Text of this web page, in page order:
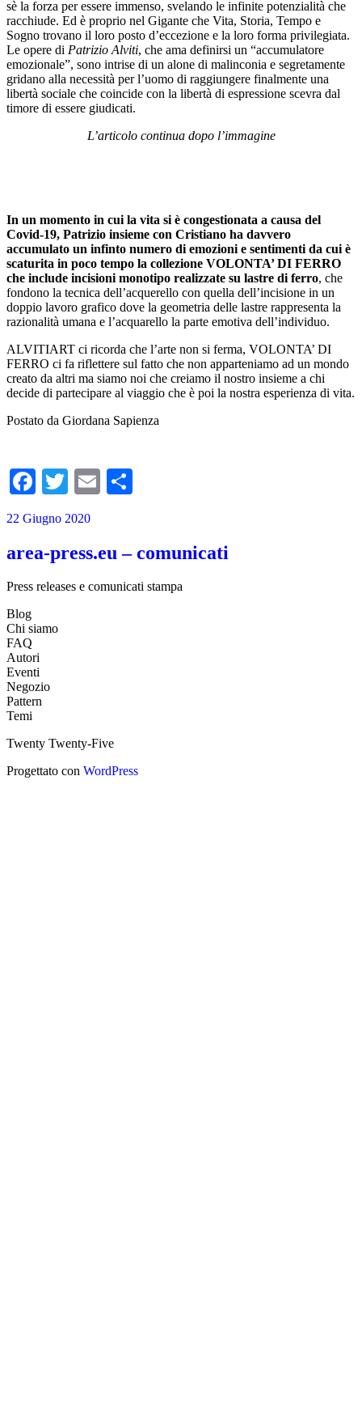
sè la forza per essere immenso, svelando le infinite potenzialità che
racchiude. Ed è proprio nel Gigante che Vita, Storia, Tempo e
Sogno trovano il loro posto d’eccezione e la loro forma privilegiata.
Le opere di Patrizio Alviti, che ama definirsi un “accumulatore
emozionale”, sono intrise di un alone di malinconia e segretamente
gridano alla necessità per l’uomo di raggiungere finalmente una
libertà sociale che coincide con la libertà di espressione scevra dal
timore di essere giudicati.
L’articolo continua dopo l’immagine
In un momento in cui la vita si è congestionata a causa del
Covid-19, Patrizio insieme con Cristiano ha davvero
accumulato un infinto numero di emozioni e sentimenti da cui è
scaturita in poco tempo la collezione VOLONTA’ DI FERRO
che include incisioni monotipo realizzate su lastre di ferro, che
fondono la tecnica dell’acquerello con quella dell’incisione in un
doppio lavoro grafico dove la geometria delle lastre rappresenta la
razionalità umana e l’acquarello la parte emotiva dell’individuo.
ALVITIART ci ricorda che l’arte non si ferma, VOLONTA’ DI
FERRO ci fa riflettere sul fatto che non apparteniamo ad un mondo
creato da altri ma siamo noi che creiamo il nostro insieme a chi
decide di partecipare al viaggio che è poi la nostra esperienza di vita.
Postato da Giordana Sapienza
Facebook
TwitterEmail
22 Giugno 2020
area-press.eu – comunicati
Press releases e comunicati stampa
Blog
Chi siamo
FAQ
Autori
Eventi
Negozio
Pattern
Temi
Twenty Twenty-Five
Progettato con WordPress